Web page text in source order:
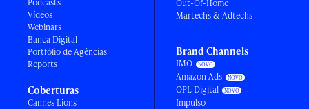
Podcasts
Vídeos
Webinars
Banca Digital
Portfólio de Agências
Reports
Coberturas
Cannes Lions
Out-Of-Home
Martechs & Adtechs
Brand Channels
IMO
Amazon Ads
OPL Digital
Impulso